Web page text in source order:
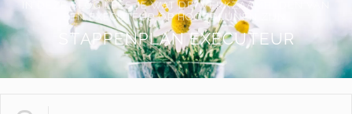
IN DEZE BLOG LEES JE WAT DE WERKZAAMHEDEN VAN
EEN EXECUTEUR OP HOOFDLIJNEN ZIJN.
STAPPENPLAN EXECUTEUR